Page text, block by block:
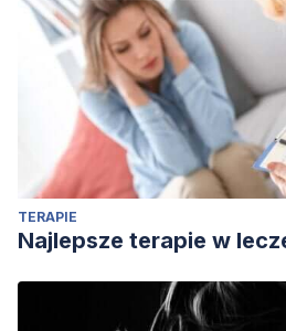
TERAPIE
Najlepsze terapie w